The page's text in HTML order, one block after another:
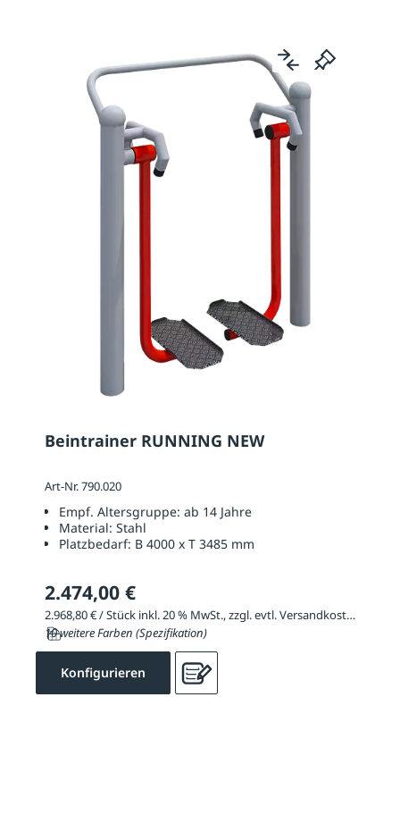
Beintrainer RUNNING NEW
Art-Nr. 790.020
Empf. Altersgruppe: ab 14 Jahre
Material: Stahl
Platzbedarf: B 4000 x T 3485 mm
2.474,00 €
2.968,80 € / Stück inkl. 20 % MwSt., zzgl. evtl. Versandkosten
10 weitere Farben (Spezifikation)
Konfigurieren